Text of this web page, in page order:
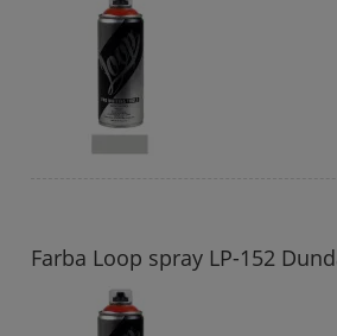
Farba Loop spray LP-152